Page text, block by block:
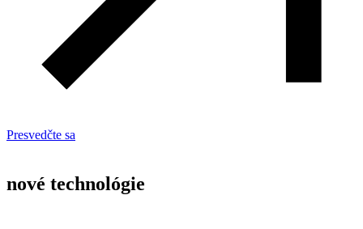
Presvedčte sa
nové technológie